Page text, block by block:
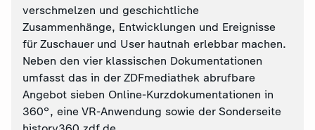
verschmelzen und geschichtliche
Zusammenhänge, Entwicklungen und Ereignisse
für Zuschauer und User hautnah erlebbar machen.
Neben den vier klassischen Dokumentationen
umfasst das in der ZDFmediathek abrufbare
Angebot sieben Online-Kurzdokumentationen in
360°, eine VR-Anwendung sowie der Sonderseite